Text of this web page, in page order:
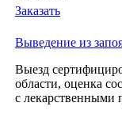
Заказать
Выведение из
Выезд
области, оценка
с лекарственными